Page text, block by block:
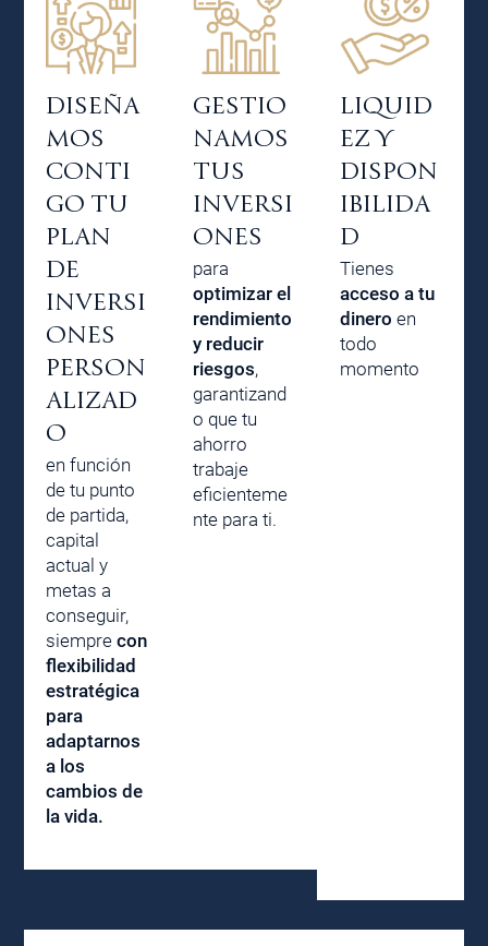
DISEÑA
MOS
CONTI
GO TU
PLAN
DE
INVERSI
ONES
PERSON
ALIZAD
O
en función
de tu punto
de partida,
capital
actual y
metas a
conseguir,
siemprecon
flexibilidad
estratégica
para
adaptarnos
a los
cambios de
la vida.
GESTIO
NAMOS
TUS
INVERSI
ONES
para
optimizar el
rendimiento
y reducir
riesgos,
garantizand
o que tu
ahorro
trabaje
eficienteme
nte para ti.
LIQUID
EZ Y
DISPON
IBILIDA
D
Tienes
acceso a tu
dinero en
todo
momento